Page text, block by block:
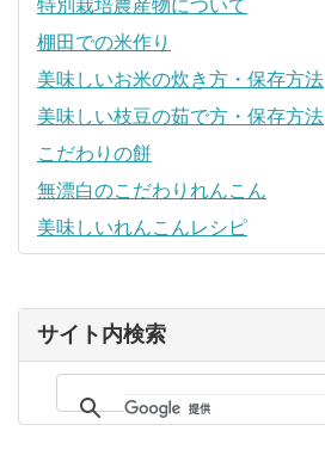
特別栽培農産物について
棚田での米作り
美味しいお米の炊き方・保存方法
美味しい枝豆の茹で方・保存方法
こだわりの餅
無漂白のこだわりれんこん
美味しいれんこんレシピ
サイト内検索